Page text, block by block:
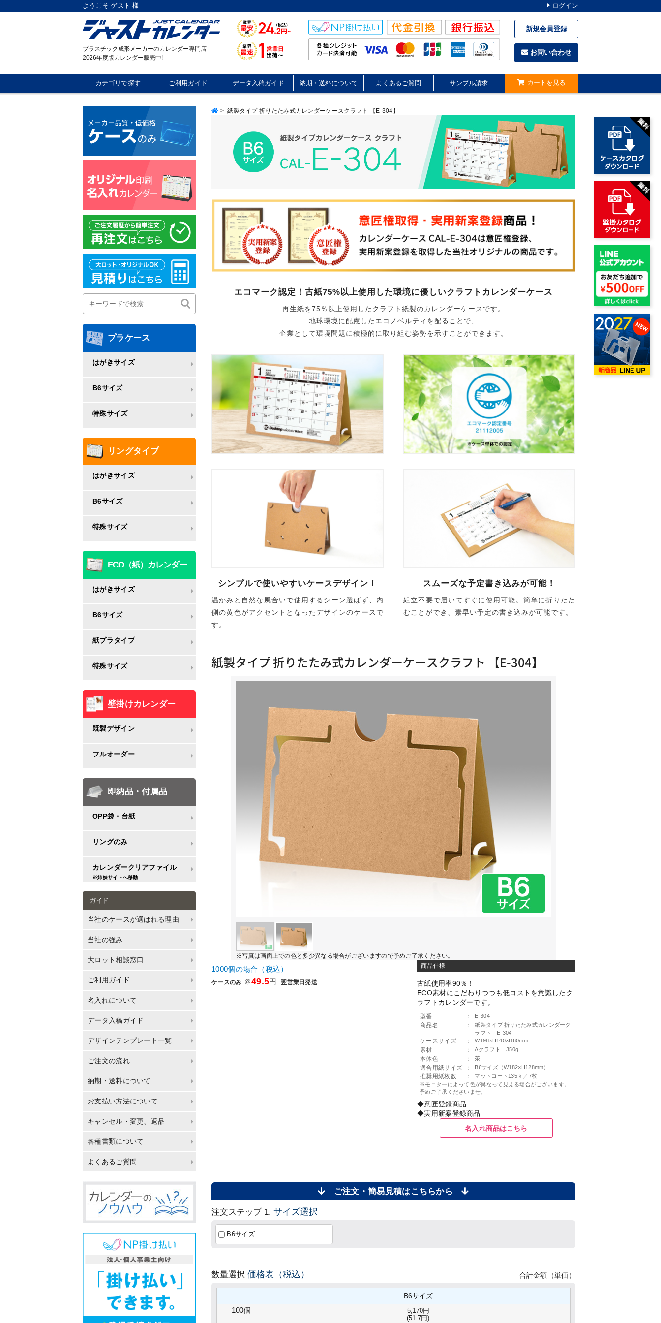
ようこそ ゲスト 様 ログイン
プラスチック成形メーカーのカレンダー専門店
2026年度版カレンダー販売中!
新規会員登録
お問い合わせ
カテゴリで探す ご利用ガイド データ入稿ガイド 納期・送料について よくあるご質問 サンプル請求 カートを見る
プラケース
はがきサイズ
B6サイズ
特殊サイズ
リングタイプ
はがきサイズ
B6サイズ
特殊サイズ
ECO（紙）カレンダー
はがきサイズ
B6サイズ
紙プラタイプ
特殊サイズ
壁掛けカレンダー
既製デザイン
フルオーダー
即納品・付属品
OPP袋・台紙
リングのみ
カレンダークリアファイル
※姉妹サイトへ移動
ガイド
当社のケースが選ばれる理由
当社の強み
大ロット相談窓口
ご利用ガイド
名入れについて
データ入稿ガイド
デザインテンプレート一覧
ご注文の流れ
納期・送料について
お支払い方法について
キャンセル・変更、返品
各種書類について
よくあるご質問
> 紙製タイプ 折りたたみ式カレンダーケースクラフト 【E-304】
エコマーク認定！古紙75%以上使用した環境に優しいクラフトカレンダーケース
再生紙を75％以上使用したクラフト紙製のカレンダーケースです。
地球環境に配慮したエコノベルティを配ることで、
企業として環境問題に積極的に取り組む姿勢を示すことができます。
シンプルで使いやすいケースデザイン！
温かみと自然な風合いで使用するシーン選ばず、内
側の黄色がアクセントとなったデザインのケースで
す。
スムーズな予定書き込みが可能！
組立不要で届いてすぐに使用可能。簡単に折りたた
むことができ、素早い予定の書き込みが可能です。
紙製タイプ 折りたたみ式カレンダーケースクラフト 【E-304】
※写真は画面上での色と多少異なる場合がございますので予めご了承ください。
1000個の場合（税込）
ケースのみ ＠49.5円翌営業日発送
商品仕様
古紙使用率90％！
ECO素材にこだわりつつも低コストを意識したク
ラフトカレンダーです。
型番 ： E-304
商品名 ：
紙製タイプ 折りたたみ式カレンダーク
ラフト - E-304
ケースサイズ ： W198×H140×D60mm
素材 ： Aクラフト 350g
本体色 ： 茶
適合用紙サイズ ： B6サイズ（W182×H128mm）
推奨用紙枚数 ：
マットコート135ｋ／7枚
※モニターによって色が異なって見える場合がございます。
予めご了承くださいませ。
◆意匠登録商品
◆実用新案登録商品
名入れ商品はこちら
ご注文・簡易見積はこちらから
注文ステップ 1. サイズ選択
B6サイズ
数量選択 価格表（税込） 合計金額（単価）
B6サイズ
100個
5,170円
(51.7円)